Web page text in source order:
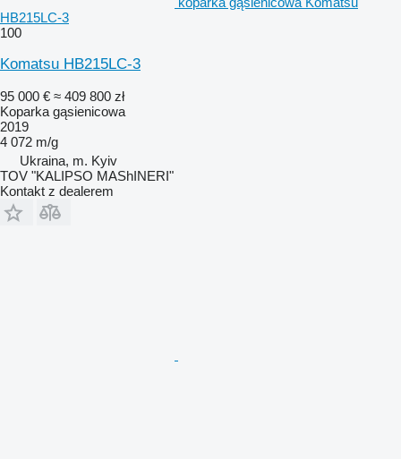
HB215LC-3
100
Komatsu HB215LC-3
95 000 € ≈ 409 800 zł
Koparka gąsienicowa
2019
4 072 m/g
Ukraina, m. Kyiv
TOV "KALIPSO MAShINERI"
Kontakt z dealerem